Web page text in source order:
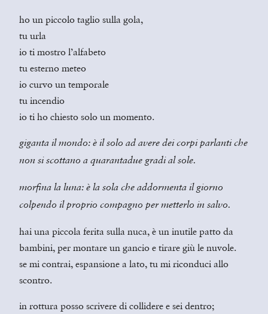
ho un piccolo taglio sulla gola,
tu urla
io ti mostro l’alfabeto
tu esterno meteo
io curvo un temporale
tu incendio
io ti ho chiesto solo un momento.
giganta il mondo: è il solo ad avere dei corpi parlanti che
non si scottano a quarantadue gradi al sole.
morfina la luna: è la sola che addormenta il giorno
colpendo il proprio compagno per metterlo in salvo.
hai una piccola ferita sulla nuca, è un inutile patto da
bambini, per montare un gancio e tirare giù le nuvole.
se mi contrai, espansione a lato, tu mi riconduci allo
scontro.
in rottura posso scrivere di collidere e sei dentro;